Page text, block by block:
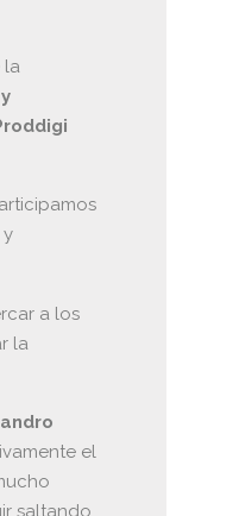
la
amos
y
a los
la
el
saltando